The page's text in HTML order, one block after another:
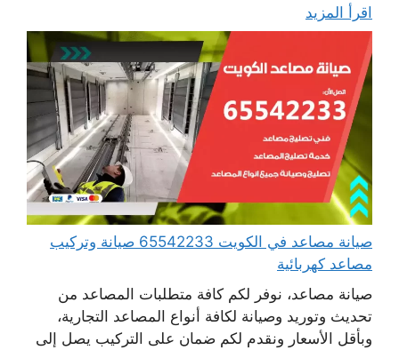
اقرأ المزيد
صيانة مصاعد في الكويت 65542233 صيانة وتركيب
مصاعد كهربائية
صيانة مصاعد، نوفر لكم كافة متطلبات المصاعد من
تحديث وتوريد وصيانة لكافة أنواع المصاعد التجارية،
وبأقل الأسعار ونقدم لكم ضمان على التركيب يصل إلى